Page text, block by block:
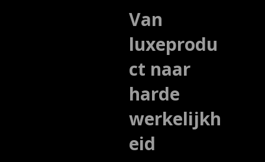
Van
luxeprodu
ct naar
harde
werkelijkh
eid